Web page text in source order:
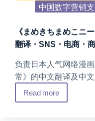
中国数字营销
《まめきちまめこニ
翻译・SNS・电商・
负责日本人气网络漫
常》的中文翻译及中
Read more
《ま